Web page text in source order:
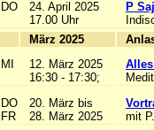
DO
24. April 2025
17.00 Uhr
P
März 2025
MI
12. März 2025
16:30 - 17:30;
DO
FR
20. März bis
28. März 2025
mit